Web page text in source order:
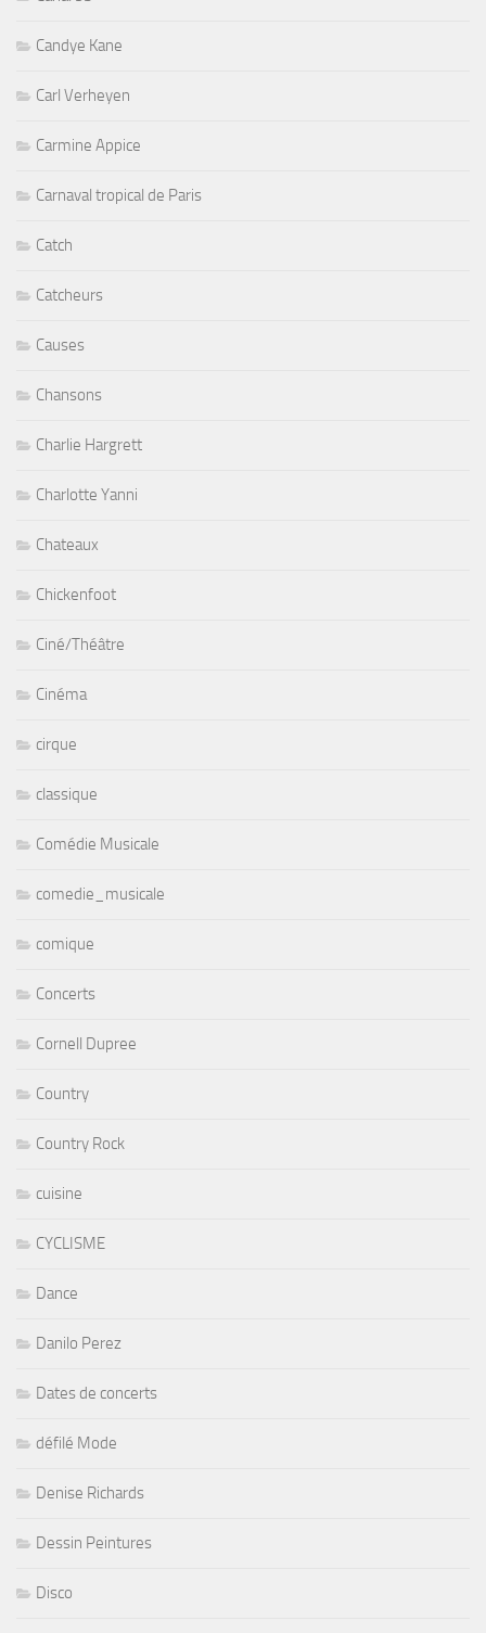
Candye Kane
Carl Verheyen
Carmine Appice
Carnaval tropical de Paris
Catch
Catcheurs
Causes
Chansons
Charlie Hargrett
Charlotte Yanni
Chateaux
Chickenfoot
Ciné/Théâtre
Cinéma
cirque
classique
Comédie Musicale
comedie_musicale
comique
Concerts
Cornell Dupree
Country
Country Rock
cuisine
CYCLISME
Dance
Danilo Perez
Dates de concerts
défilé Mode
Denise Richards
Dessin Peintures
Disco